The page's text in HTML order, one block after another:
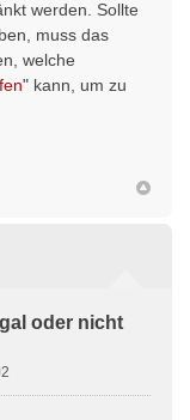
werden. Sollte
muss das
welche
" kann, um zu
oder nicht